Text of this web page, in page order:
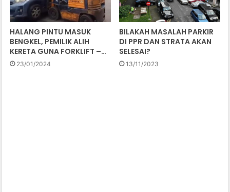
HALANG PINTU MASUK
BENGKEL, PEMILIK ALIH
KERETA GUNA FORKLIFT –…
23/01/2024
BILAKAH MASALAH PARKIR
DI PPR DAN STRATA AKAN
SELESAI?
13/11/2023